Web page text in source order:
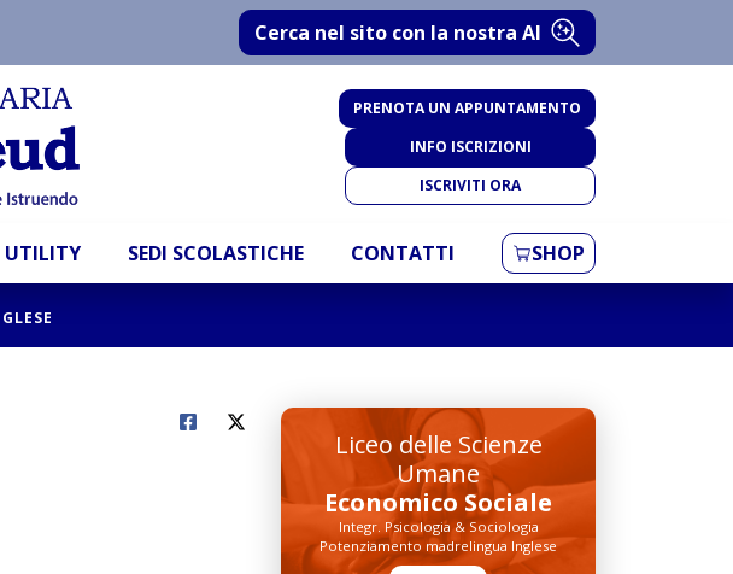
Cerca nel sito con la nostra AI
PRENOTA UN APPUNTAMENTO
INFO ISCRIZIONI
ISCRIVITI ORA
UTILITY SEDI SCOLASTICHE CONTATTI SHOP
Liceo delle Scienze
Umane
Economico Sociale
Integr. Psicologia & Sociologia
Potenziamento madrelingua Inglese